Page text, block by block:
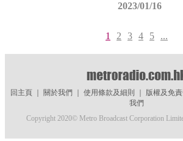
2023/01/16
1 2 3 4 5 ...
回主頁｜ 關於我們 使用條款及細則 版權及免
我們
Copyright 2020© Metro Broadcast Corporation